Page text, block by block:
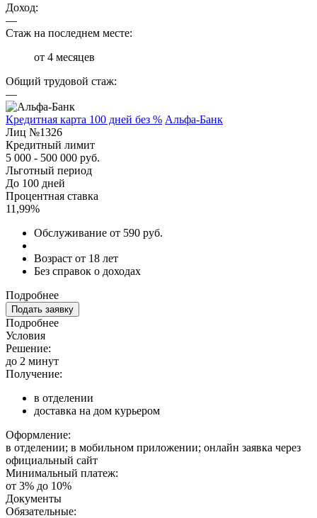
Доход:
—
Стаж на последнем месте:
от 4 месяцев
Общий трудовой стаж:
—
Кредитная карта 100 дней без % Альфа-Банк
Лиц №1326
Кредитный лимит
5 000 - 500 000 руб.
Льготный период
До 100 дней
Процентная ставка
11,99%
Обслуживание от 590 руб.
Возраст от 18 лет
Без справок о доходах
Подробнее
Подать заявку
Подробнее
Условия
Решение:
до 2 минут
Получение:
в отделении
доставка на дом курьером
Оформление:
в отделении; в мобильном приложении; онлайн заявка через
официальный сайт
Минимальный платеж:
от 3% до 10%
Документы
Обязательные: